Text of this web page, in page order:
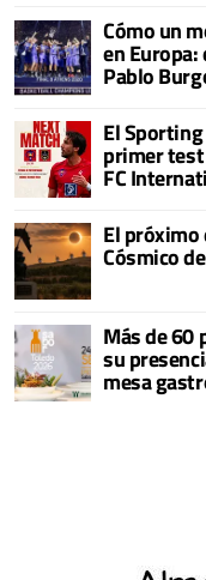
Cómo un
en Europa:
Pablo
El
primer
FC
El próximo
Cósmico
Más de 60
su
mesa